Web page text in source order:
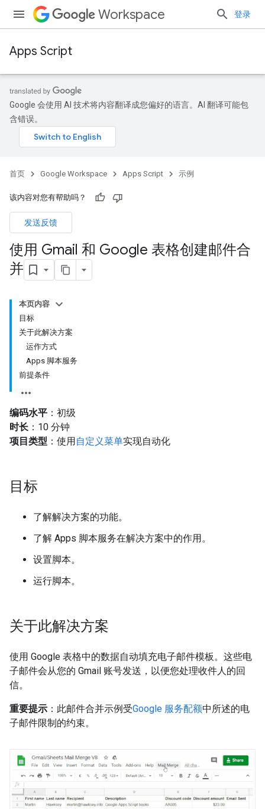
Workspace 登录
Apps Script
Google 会使用 AI 技术将内容翻译成您偏好的语言。AI 翻译可能包
含错误。
首页 Google Workspace Apps Script 示例
该内容对您有帮助吗？
发送反馈
使用 Gmail 和 Google 表格创建邮件合
并
本页内容
目标
关于此解决方案
运作方式
Apps 脚本服务
前提条件
编码水平 ：初级
时长 ：10 分钟
项目类型 ：使用自定义菜单实现自动化
目标
了解解决方案的功能。
了解 Apps 脚本服务在解决方案中的作用。
设置脚本。
运行脚本。
关于此解决方案
使用 Google 表格中的数据自动填充电子邮件模板。这些电
子邮件会从您的 Gmail 账号发送，以便您处理收件人的回
信。
重要提示 ：此邮件合并示例受Google 服务配额中所述的电
子邮件限制的约束。